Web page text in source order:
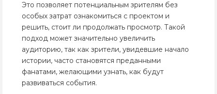
Это позволяет потенциальным зрителям без
особых затрат ознакомиться с проектом и
решить, стоит ли продолжать просмотр. Такой
подход может значительно увеличить
аудиторию, так как зрители, увидевшие начало
истории, часто становятся преданными
фанатами, желающими узнать, как будут
развиваться события.